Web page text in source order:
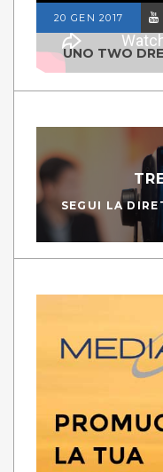
20 GEN 2017
SEGUI LA